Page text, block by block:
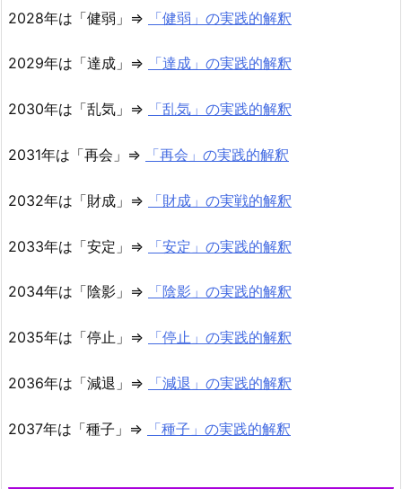
2028年は「健弱」⇒ 「健弱」の実践的解釈
2029年は「達成」⇒ 「達成」の実践的解釈
2030年は「乱気」⇒ 「乱気」の実践的解釈
2031年は「再会」⇒ 「再会」の実践的解釈
2032年は「財成」⇒ 「財成」の実戦的解釈
2033年は「安定」⇒ 「安定」の実践的解釈
2034年は「陰影」⇒ 「陰影」の実践的解釈
2035年は「停止」⇒ 「停止」の実践的解釈
2036年は「減退」⇒ 「減退」の実践的解釈
2037年は「種子」⇒ 「種子」の実践的解釈